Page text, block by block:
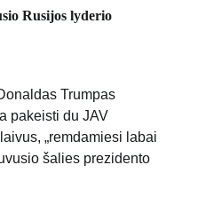
Rusijos lyderio
Trumpas
pakeisti du JAV
„remdamiesi labai
šalies prezidento